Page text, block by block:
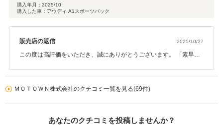
購入年月： 2025/10
購入した車：アウディ A1スポーツバック
販売店の返信 2025/10/27
この度は高評価をいただき、誠にありがとうございます。 「素早い
ご相談くださいませ。 今後ともどうぞよろしくお願いいたします。
ＭＯＴＯＷＮ株式会社のクチコミ一覧を見る(69件)
あなたのクチコミを投稿しませんか？